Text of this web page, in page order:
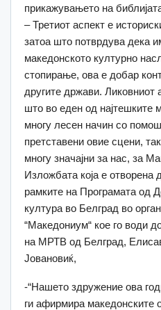
прикажувањето на
– Третиот аспект е
затоа што потврдува дека
македонското културно
стопирање, ова е добар
другите држави. Ликовниот
што во еден од најтешките
многу лесен начин со
претставени овие сцени,
многу значајни за нас, за
Изложбата која е
рамките на Програмата од
култура во Белград во
“Македониум“ кое го води
на МРТВ од Белград,
Јовановиќ,
-“Нашето здружение ова
ги афирмира македонските